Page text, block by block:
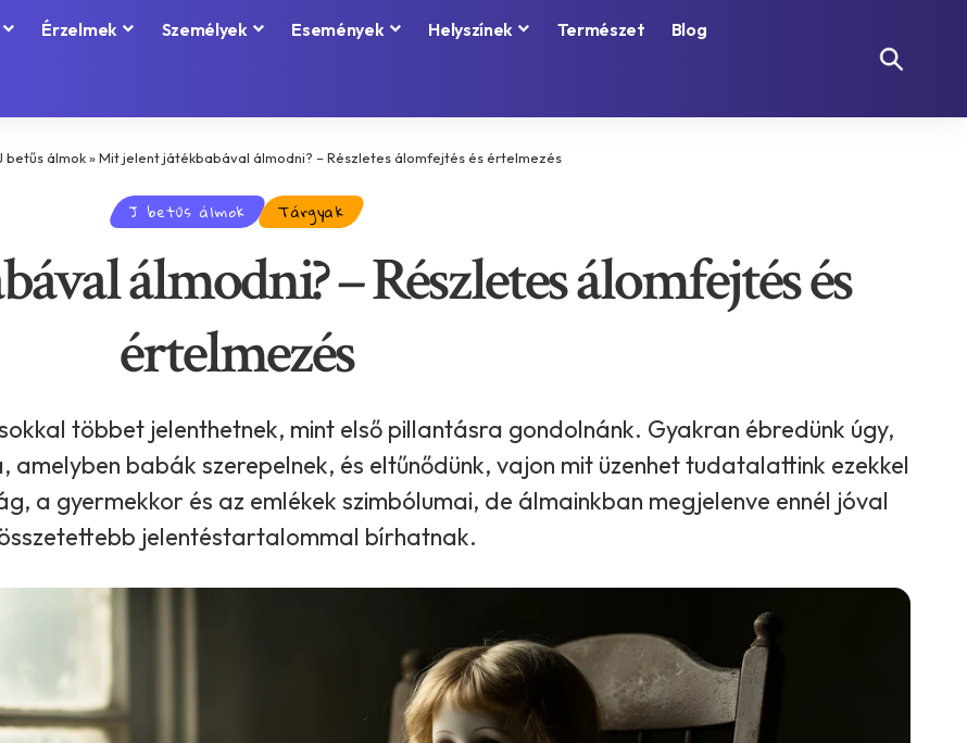
Érzelmek Személyek Események Helyszínek Természet Blog
betűs álmok»Mit jelent játékbabával álmodni? – Részletes álomfejtés és értelmezés
J betűs álmok Tárgyak
álmodni? – Részletes álomfejtés és
értelmezés
többet jelenthetnek, mint első pillantásra gondolnánk. Gyakran ébredünk úgy,
amelyben babák szerepelnek, és eltűnődünk, vajon mit üzenhet tudatalattink ezekkel
a gyermekkor és az emlékek szimbólumai, de álmainkban megjelenve ennél jóval
jelentéstartalommal bírhatnak.